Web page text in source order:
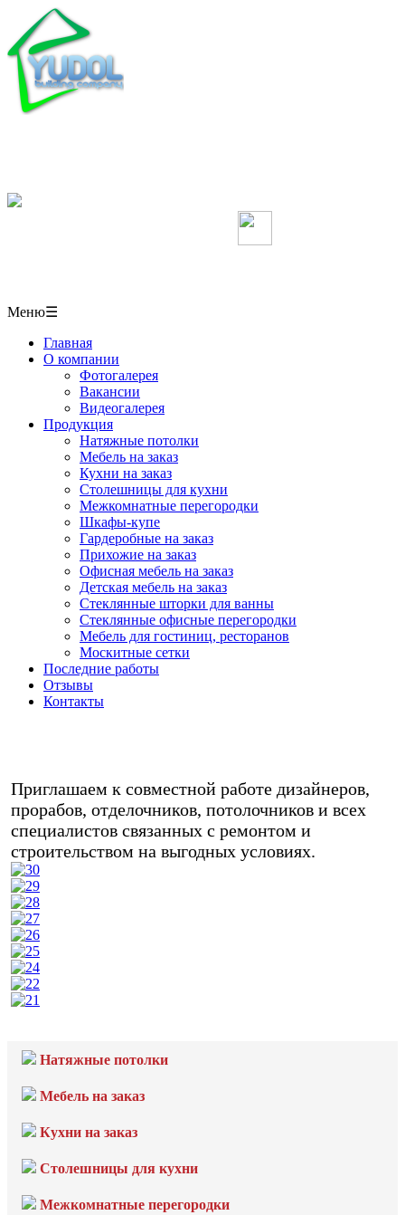
Меню☰
Главная
О компании
Фотогалерея
Вакансии
Видеогалерея
Продукция
Натяжные потолки
Мебель на заказ
Кухни на заказ
Столешницы для кухни
Межкомнатные перегородки
Шкафы-купе
Гардеробные на заказ
Прихожие на заказ
Офисная мебель на заказ
Детская мебель на заказ
Стеклянные шторки для ванны
Стеклянные офисные перегородки
Мебель для гостиниц, ресторанов
Москитные сетки
Последние работы
Отзывы
Контакты
Приглашаем к совместной работе дизайнеров,
прорабов, отделочников, потолочников и всех
специалистов связанных с ремонтом и
строительством на выгодных условиях.
Натяжные потолки
Мебель на заказ
Кухни на заказ
Столешницы для кухни
Межкомнатные перегородки